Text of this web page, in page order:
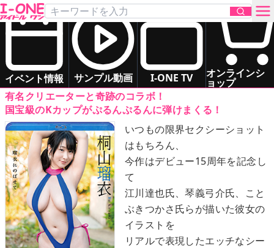
イベント情報 サンプル動画 I-ONE TV オンラインシ
ョップ
お問い合わせ
TOP
DVD
Blu-ray
サンプル動画
イベント情報
桐山 瑠衣
「瑠衣にのぼせて」
Blu-ray
グラマー
癒し系 お姉さま系 ドキドキ系
有名クリエーターと奇跡のコラボ！
国宝級のKカップがぷるんぷるんに弾けまくる！
いつもの限界セクシーショット
はもちろん、
今作はデビュー15周年を記念し
て
江川達也氏、琴義弓介氏、こと
ぶきつかさ氏らが描いた彼女の
イラストを
リアルで表現したエッチなシー